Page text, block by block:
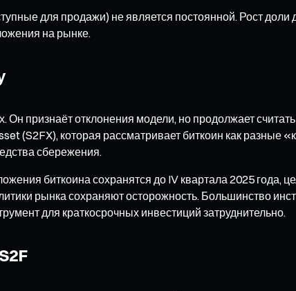
для продажи) не является постоянной. Рост
на рынке.
признаёт отклонения модели, но продолжает
которая рассматривает биткоин как разные
сбережения.
биткоина сохранятся до IV квартала 2025 года,
рынка сохраняют осторожность. Большинство
для краткосрочных инвестиций затруднительно.